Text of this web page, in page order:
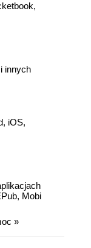
innych
iOS,
Mobi
»